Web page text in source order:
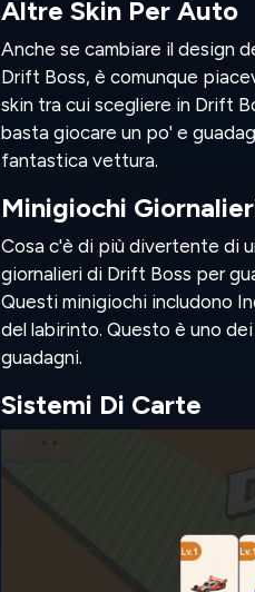
Altre Skin Per Auto
Anche se cambiare il design
Drift Boss, è comunque
skin tra cui scegliere in Drift
basta giocare un po' e
fantastica vettura.
Minigiochi
Cosa c'è di più divertente di
giornalieri di Drift Boss per
Questi minigiochi includono
del labirinto. Questo è uno
guadagni.
Sistemi Di Carte